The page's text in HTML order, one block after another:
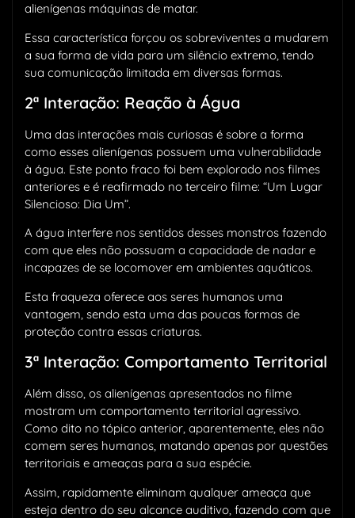
alienígenas máquinas de matar.
Essa característica forçou os sobreviventes a mudarem
a sua forma de vida para um silêncio extremo, tendo
sua comunicação limitada em diversas formas.
2ª Interação: Reação à Água
Uma das interações mais curiosas é sobre a forma
como esses alienígenas possuem uma vulnerabilidade
à água. Este ponto fraco foi bem explorado nos filmes
anteriores e é reafirmado no terceiro filme: “Um Lugar
Silencioso: Dia Um”.
A água interfere nos sentidos desses monstros fazendo
com que eles não possuam a capacidade de nadar e
incapazes de se locomover em ambientes aquáticos.
Esta fraqueza oferece aos seres humanos uma
vantagem, sendo esta uma das poucas formas de
proteção contra essas criaturas.
3ª Interação: Comportamento Territorial
Além disso, os alienígenas apresentados no filme
mostram um comportamento territorial agressivo.
Como dito no tópico anterior, aparentemente, eles não
comem seres humanos, matando apenas por questões
territoriais e ameaças para a sua espécie.
Assim, rapidamente eliminam qualquer ameaça que
esteja dentro do seu alcance auditivo, fazendo com que